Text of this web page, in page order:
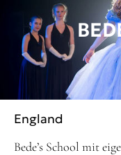
England
Bede’s School mit